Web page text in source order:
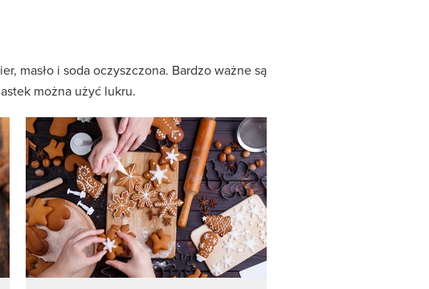
masło i soda oczyszczona. Bardzo ważne są
można użyć lukru.